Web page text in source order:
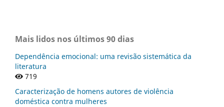
Mais lidos nos últimos 90 dias
Dependência emocional: uma revisão sistemática da
literatura
719
Caracterização de homens autores de violência
doméstica contra mulheres